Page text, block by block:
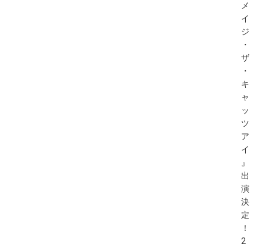
メ
イ
ジ
・
ザ
・
キ
ャ
ッ
ツ
ア
イ
』
出
演
決
定
！
2